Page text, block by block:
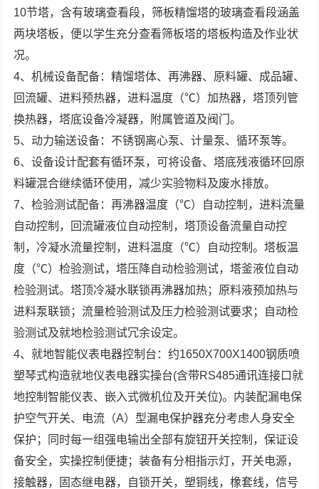
10节塔，含有玻璃查看段，筛板精馏塔的玻璃查看段涵盖
两块塔板，便以学生充分查看筛板塔的塔板构造及作业状
况。
4、机械设备配备：精馏塔体、再沸器、原料罐、成品罐、
回流罐、进料预热器，进料温度（℃）加热器，塔顶列管
换热器，塔底设备冷凝器，附属管道及阀门。
5、动力输送设备：不锈钢离心泵、计量泵、循环泵等。
6、设备设计配套有循环泵，可将设备、塔底残液循环回原
料罐混合继续循环使用，减少实验物料及废水排放。
7、检验测试配备：再沸器温度（℃）自动控制，进料流量
自动控制，回流罐液位自动控制，塔顶设备流量自动控
制，冷凝水流量控制，进料温度（℃）自动控制。塔板温
度（℃）检验测试，塔压降自动检验测试，塔釜液位自动
检验测试。塔顶冷凝水联锁再沸器加热；原料液预加热与
进料泵联锁；流量检验测试及压力检验测试要求；自动检
验测试及就地检验测试冗余设定。
4、就地智能仪表电器控制台：约1650X700X1400钢质喷
塑琴式构造就地仪表电器实操台(含带RS485通讯连接口就
地控制智能仪表、嵌入式微机位及开关位)。内装配漏电保
护空气开关、电流（A）型漏电保护器充分考虑人身安全
保护；同时每一组强电输出全部有旋钮开关控制，保证设
备安全，实操控制便捷；装备有分相指示灯，开关电源，
接触器，固态继电器，自锁开关，塑铜线，橡套线，信号